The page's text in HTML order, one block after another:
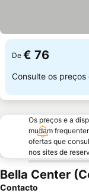
De € 76
Consulte os preços
Os preços e a
mudam
ofertas que
nos sites de
Bella Center
Contacto